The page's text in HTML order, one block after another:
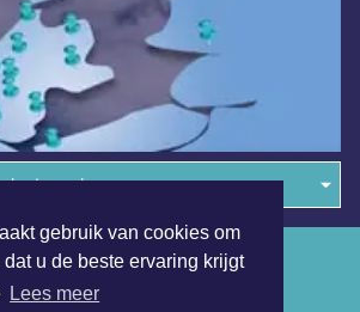
gebruik van cookies om
u de beste ervaring krijgt
Lees meer
in de regio